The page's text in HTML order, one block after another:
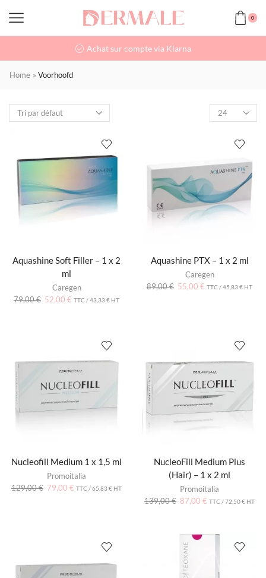
0
Achat sur compte via Klarna
Home » Voorhoofd
Aquashine Soft Filler – 1 x 2
ml
Caregen
79,00€ 52,00 € TTC /43,33€ HT
Aquashine PTX – 1 x 2 ml
Caregen
89,00€ 55,00 € TTC /45,83€ HT
Nucleofill Medium 1 x 1,5 ml
Promoitalia
129,00€ 79,00 € TTC /65,83€ HT
NucleoFill Medium Plus
(Hair) – 1 x 2 ml
Promoitalia
139,00€ 87,00 € TTC /72,50€ HT